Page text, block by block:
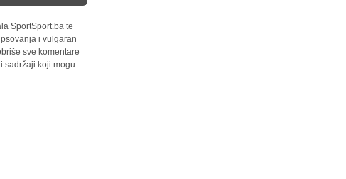
SportSport.ba te
i vulgaran
sve komentare
sadržaji koji mogu